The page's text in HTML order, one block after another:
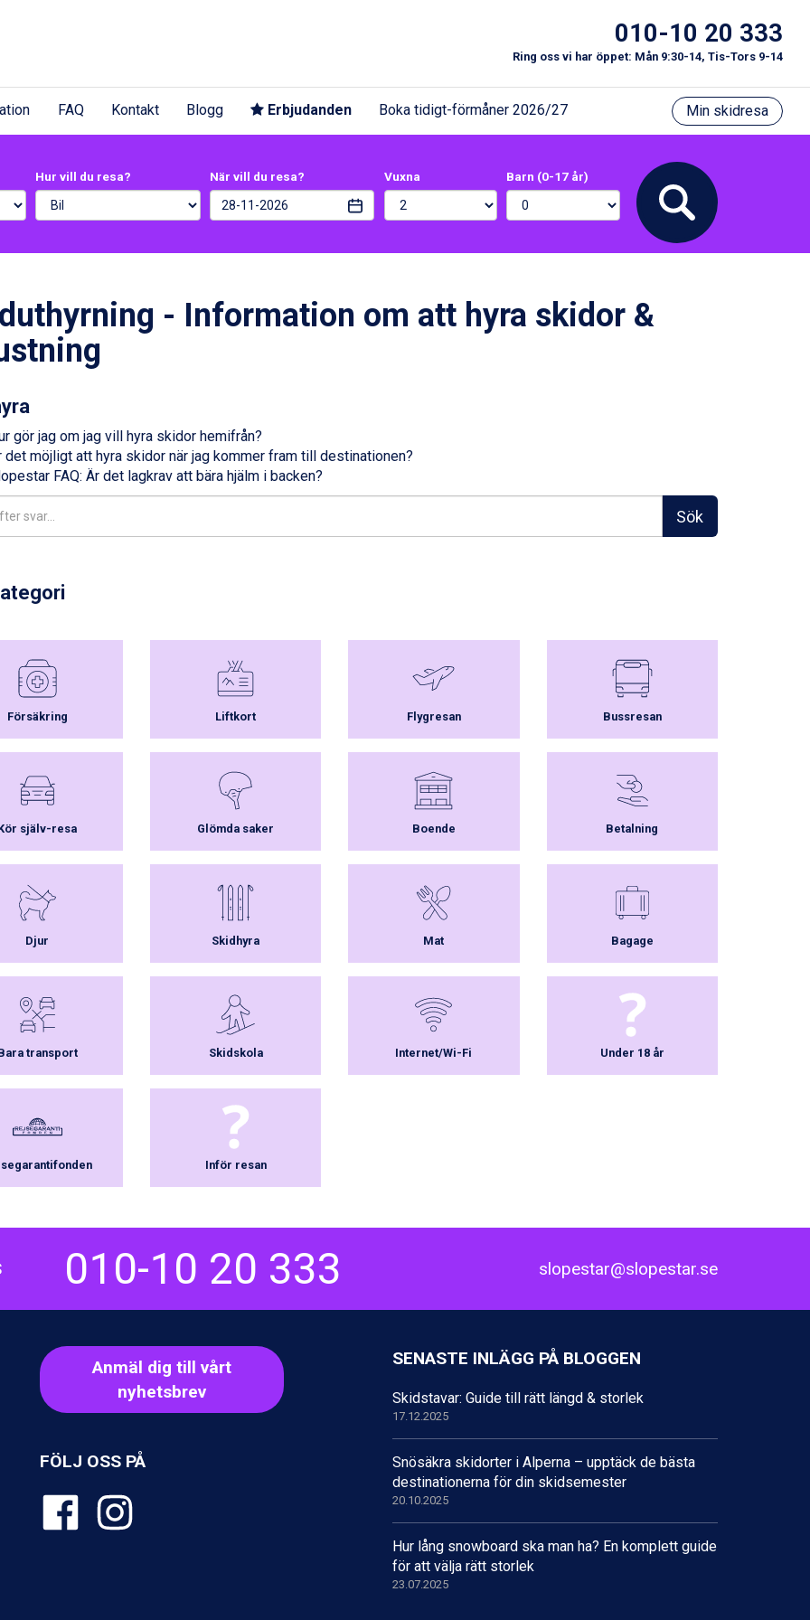
010-10 20 333
Ring oss vi har öppet: Mån 9:30-14, Tis-Tors 9-14
FAQ Kontakt Blogg Erbjudanden Boka tidigt-förmåner 2026/27 Min skidresa
Hur vill du resa? När vill du resa? Vuxna Barn (0-17 år)
- Information om att hyra skidor &
gör jag om jag vill hyra skidor hemifrån?
det möjligt att hyra skidor när jag kommer fram till destinationen?
FAQ: Är det lagkrav att bära hjälm i backen?
Sök
Försäkring Liftkort Flygresan Bussresan
själv-resa Glömda saker Boende Betalning
Djur Skidhyra Mat Bagage
transport Skidskola Internet/Wi-Fi Under 18 år
Inför resan
010-10 20 333 slopestar@slopestar.se
Anmäl dig till vårt
nyhetsbrev
FÖLJ OSS PÅ
SENASTE INLÄGG PÅ BLOGGEN
Skidstavar: Guide till rätt längd & storlek
17.12.2025
Snösäkra skidorter i Alperna – upptäck de bästa
destinationerna för din skidsemester
20.10.2025
Hur lång snowboard ska man ha? En komplett guide
för att välja rätt storlek
23.07.2025